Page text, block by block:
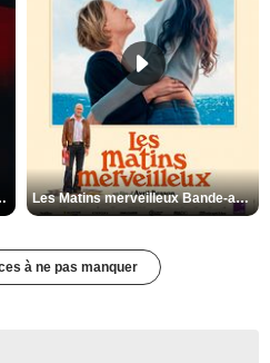
VO STFR Les Matins merveilleux Bande-annonce VF
à ne pas manquer